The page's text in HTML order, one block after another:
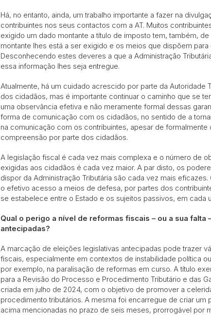
Há, no entanto, ainda, um trabalho importante a fazer na
contribuintes nos seus contactos com a AT. Muitos
exigido um dado montante a título de imposto tem, também,
montante lhes está a ser exigido e os meios que dispõem
Desconhecendo estes deveres a que a Administração
essa informação lhes seja entregue.
Atualmente, há um cuidado acrescido por parte da Autoridade
dos cidadãos, mas é importante continuar o caminho que se
uma observância efetiva e não meramente formal dessas
forma de comunicação com os cidadãos, no sentido de a
na comunicação com os contribuintes, apesar de
compreensão por parte dos cidadãos.
A legislação fiscal é cada vez mais complexa e o número de
exigidas aos cidadãos é cada vez maior. A par disto, os
dispor da Administração Tributária são cada vez mais
o efetivo acesso a meios de defesa, por partes dos
se estabelece entre o Estado e os sujeitos passivos, em cada
Qual o perigo a nível de reformas fiscais – ou a sua
antecipadas?
A marcação de eleições legislativas antecipadas pode trazer
fiscais, especialmente em contextos de instabilidade política
por exemplo, na paralisação de reformas em curso. A título
para a Revisão do Processo e Procedimento Tributário e das
criada em julho de 2024, com o objetivo de promover a
procedimento tributários. A mesma foi encarregue de criar um
acima mencionadas no prazo de seis meses, prorrogável por